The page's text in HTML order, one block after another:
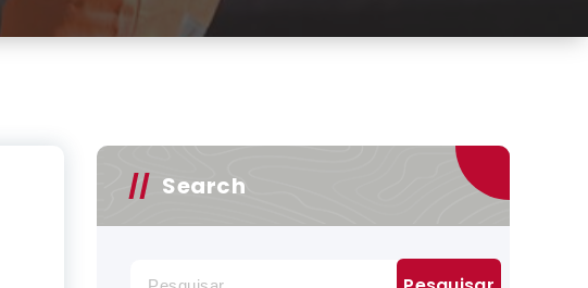
Search